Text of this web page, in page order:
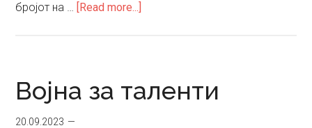
бројот на … [Read more...]
светски
Војна за таленти
20.09.2023